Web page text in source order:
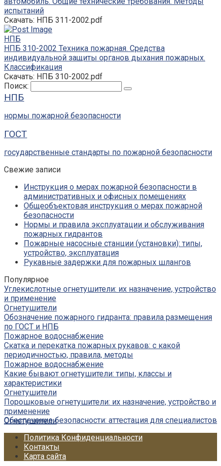
испытаний
Скачать: НПБ 311-2002.pdf
НПБ
НПБ 310-2002 Техника пожарная. Средства
индивидуальной защиты органов дыхания пожарных.
Классификация
Скачать: НПБ 310-2002.pdf
Поиск:
НПБ
нормы пожарной безопасности
ГОСТ
государственные стандарты по пожарной безопасности
Свежие записи
Инструкция о мерах пожарной безопасности в
административных и офисных помещениях
Общеобъектовая инструкция о мерах пожарной
безопасности
Нормы и правила эксплуатации и обслуживания
пожарных гидрантов
Пожарные насосные станции (установки): типы,
устройство, эксплуатация
Рукавные задержки для пожарных шлангов
Популярное
Углекислотные огнетушители: их назначение, устройство
и применение
Огнетушители
Обозначение пожарного гидранта: правила размещения
по ГОСТ и НПБ
Пожарное водоснабжение
Скатка и перекатка пожарных рукавов: с какой
периодичностью, правила, методы
Пожарное водоснабжение
Какие бывают огнетушители: типы, классы и
характеристики
Огнетушители
Порошковые огнетушители: их назначение, устройство и
применение
Огнетушители
Обеспечение безопасности: аттестация для специалистов
Политика Конфиденциальности
Контакты
Карта сайта